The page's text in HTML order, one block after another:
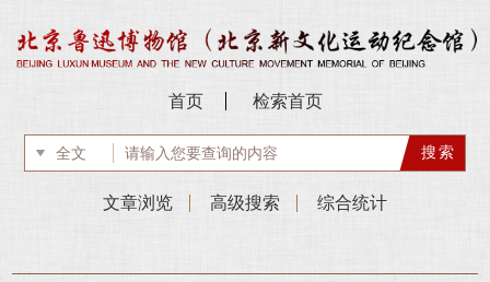
首页 检索首页
文章浏览 高级搜索 综合统计